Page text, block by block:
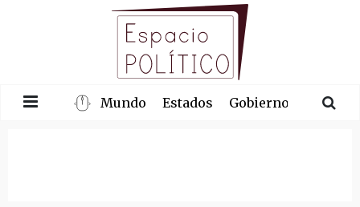
Mundo Estados Gobierno